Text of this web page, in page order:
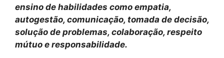
ensino de habilidades como empatia,
autogestão, comunicação, tomada de decisão,
solução de problemas, colaboração, respeito
mútuo e responsabilidade.